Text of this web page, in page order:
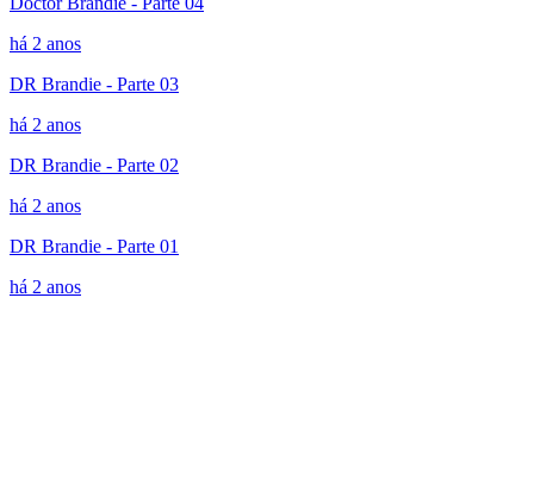
há 2 anos
DR Brandie - Parte 03
há 2 anos
DR Brandie - Parte 02
há 2 anos
DR Brandie - Parte 01
há 2 anos